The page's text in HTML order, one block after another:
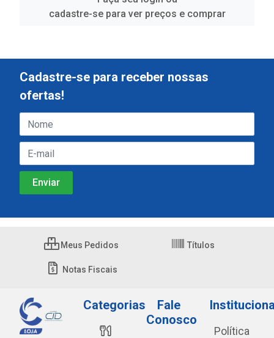
cadastre-se para ver preços e comprar
Cadastre-se para receber nossas
ofertas!
Meus Pedidos Títulos
Notas Fiscais
Categorias
Fale
Conosco
Política